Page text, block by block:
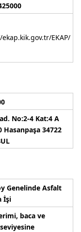
EKAP/
No:2-4 Kat:4 A
Hasanpaşa 34722
Genelinde Asfalt
İşi
baca ve